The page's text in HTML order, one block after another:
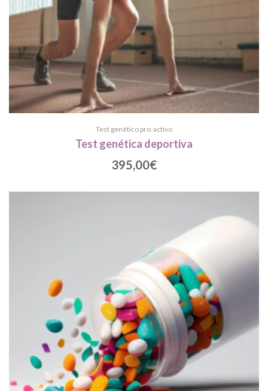
Test genético pro-activo
Test genética deportiva
395,00€